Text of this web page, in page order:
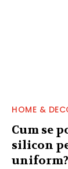
HOME &
Cum se
silicon
uniform?